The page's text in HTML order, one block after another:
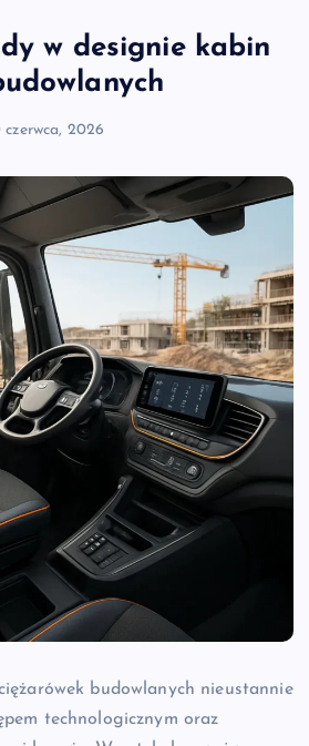
w designie kabin
czerwca, 2026
budowlanych nieustannie
technologicznym oraz